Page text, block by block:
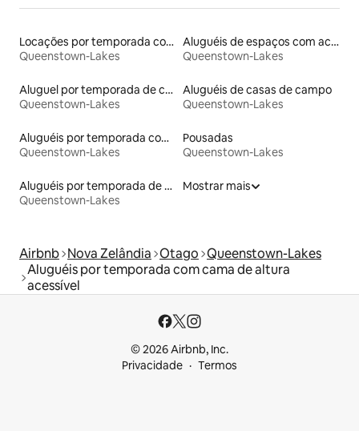
Locações por temporada com piscina
Queenstown-Lakes
Aluguéis de espaços com acesso direto a pistas de esqui
Queenstown-Lakes
Aluguel por temporada de casas de hóspedes
Queenstown-Lakes
Aluguéis de casas de campo
Queenstown-Lakes
Aluguéis por temporada com acesso à praia
Queenstown-Lakes
Pousadas
Queenstown-Lakes
Aluguéis por temporada de acomodações de luxo
Queenstown-Lakes
Mostrar mais
Airbnb Nova Zelândia Otago Queenstown-Lakes
Aluguéis por temporada com cama de altura
acessível
© 2026 Airbnb, Inc.
Privacidade
Termos